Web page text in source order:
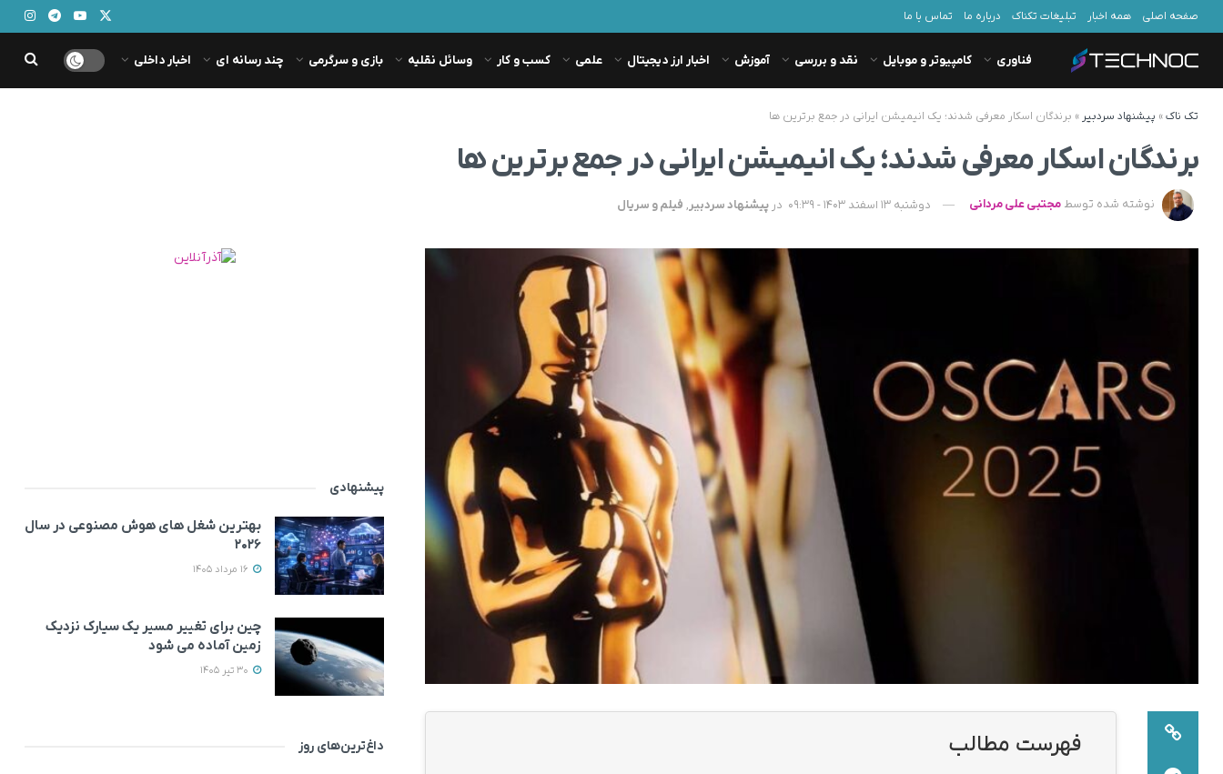
صفحه اصلی همه اخبار تبلیغات تکناک درباره ما تماس با ما
فناوری کامپیوتر و موبایل نقد و بررسی آموزش اخبار ارز دیجیتال علمی کسب و کار وسائل نقلیه بازی و سرگرمی چند رسانه ای اخبار داخلی
تک ناک» پیشنهاد سردبیر » برندگان اسکار معرفی شدند؛ یک انیمیشن ایرانی در جمع برترین ها
برندگان اسکار معرفی شدند؛ یک انیمیشن ایرانی در جمع برترین ها
نوشته شده توسط مجتبی علی مردانی دوشنبه 13 اسفند 1403 - 09:39 در پیشنهاد سردبیر, فیلم و سریال
فهرست مطالب
پیشنهادی
بهترین شغل های هوش مصنوعی در سال
۲۰۲۶
چین برای تغییر مسیر یک سیارک نزدیک
زمین آماده می‌ شود
داغ‌ترین‌های روز